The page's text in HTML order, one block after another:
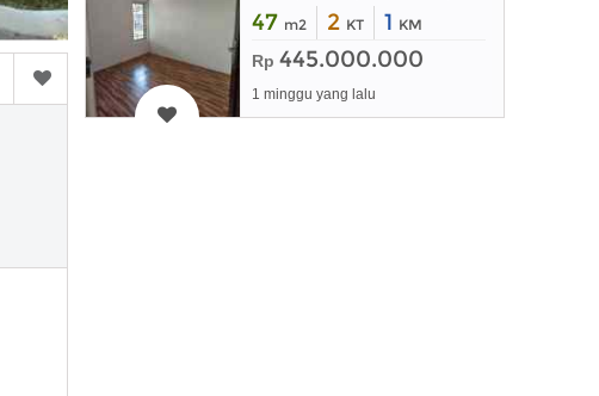
47 m2 2 KT 1 KM
Rp 445.000.000
1 minggu yang lalu